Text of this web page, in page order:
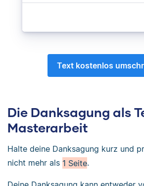
Text kostenlos
Die Danksagung als
Masterarbeit
Halte deine Danksagung kurz und
nicht mehr als 1 Seite.